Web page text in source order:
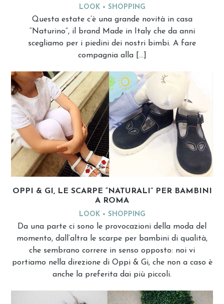
LOOK SHOPPING
Questa estate c’è una grande novità in casa
“Naturino”, il brand Made in Italy che da anni
scegliamo per i piedini dei nostri bimbi. A fare
compagnia alla […]
OPPI & GI, LE SCARPE “NATURALI” PER BAMBINI
A ROMA
LOOK SHOPPING
Da una parte ci sono le provocazioni della moda del
momento, dall’altra le scarpe per bambini di qualità,
che sembrano correre in senso opposto: noi vi
portiamo nella direzione di Oppi & Gi, che non a caso è
anche la preferita dai più piccoli.